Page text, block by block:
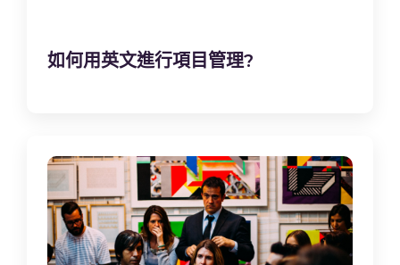
如何用英文進行項目管理?